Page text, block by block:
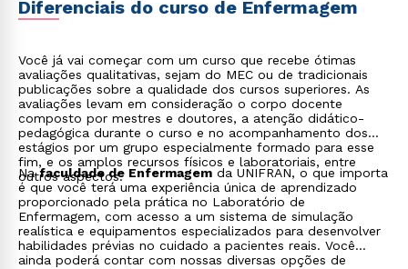
Diferenciais do curso de Enfermagem
Você já vai começar com um curso que recebe ótimas
avaliações qualitativas, sejam do MEC ou de tradicionais
publicações sobre a qualidade dos cursos superiores. As
avaliações levam em consideração o corpo docente
composto por mestres e doutores, a atenção didático-
pedagógica durante o curso e no acompanhamento dos
estágios por um grupo especialmente formado para esse
fim, e os amplos recursos físicos e laboratoriais, entre
outros aspectos.
Nafaculdade de Enfermagem da UNIFRAN, o que importa
é que você terá uma experiência única de aprendizado
proporcionado pela prática no Laboratório de
Enfermagem, com acesso a um sistema de simulação
realística e equipamentos especializados para desenvolver
habilidades prévias no cuidado a pacientes reais. Você
ainda poderá contar com nossas diversas opções de